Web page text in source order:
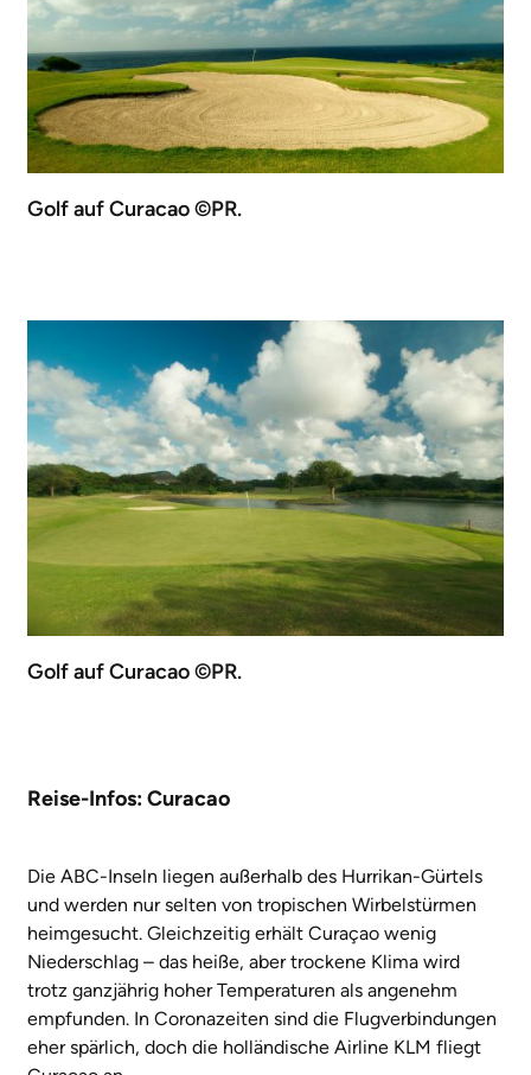
Golf auf Curacao ©PR.
Golf auf Curacao ©PR.
Reise-Infos: Curacao
Die ABC-Inseln liegen außerhalb des Hurrikan-Gürtels
und werden nur selten von tropischen Wirbelstürmen
heimgesucht. Gleichzeitig erhält Curaçao wenig
Niederschlag – das heiße, aber trockene Klima wird
trotz ganzjährig hoher Temperaturen als angenehm
empfunden. In Coronazeiten sind die Flugverbindungen
eher spärlich, doch die holländische Airline KLM fliegt